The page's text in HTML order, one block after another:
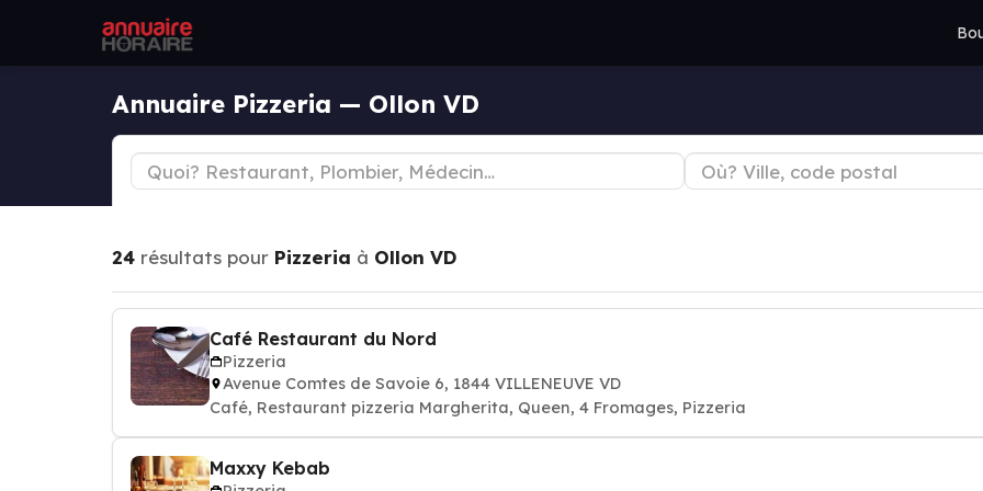
Annuaire Pizzeria — Ollon VD
24 résultats pour Pizzeria à Ollon VD
Café Restaurant du Nord
Pizzeria
Avenue Comtes de Savoie 6, 1844 VILLENEUVE VD
Café, Restaurant pizzeria Margherita, Queen, 4 Fromages, Pizzeria
Maxxy Kebab